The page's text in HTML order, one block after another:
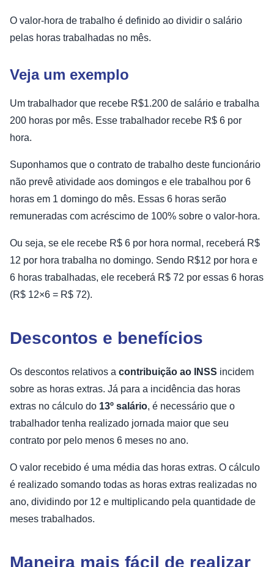
O valor-hora de trabalho é definido ao dividir o salário
pelas horas trabalhadas no mês.
Veja um exemplo
Um trabalhador que recebe R$1.200 de salário e trabalha
200 horas por mês. Esse trabalhador recebe R$ 6 por
hora.
Suponhamos que o contrato de trabalho deste funcionário
não prevê atividade aos domingos e ele trabalhou por 6
horas em 1 domingo do mês. Essas 6 horas serão
remuneradas com acréscimo de 100% sobre o valor-hora.
Ou seja, se ele recebe R$ 6 por hora normal, receberá R$
12 por hora trabalha no domingo. Sendo R$12 por hora e
6 horas trabalhadas, ele receberá R$ 72 por essas 6 horas
(R$ 12×6 = R$ 72).
Descontos e benefícios
Os descontos relativos a contribuição ao INSS incidem
sobre as horas extras. Já para a incidência das horas
extras no cálculo do 13º salário, é necessário que o
trabalhador tenha realizado jornada maior que seu
contrato por pelo menos 6 meses no ano.
O valor recebido é uma média das horas extras. O cálculo
é realizado somando todas as horas extras realizadas no
ano, dividindo por 12 e multiplicando pela quantidade de
meses trabalhados.
Maneira mais fácil de realizar